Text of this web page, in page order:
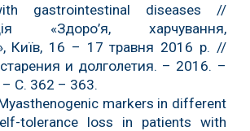
gastrointestinal diseases //
«Здоро’я, харчування,
Київ, 16 – 17 травня 2016 р. //
и долголетия. – 2016. –
С. 362 – 363.
markers in different
tolerance loss in patients with